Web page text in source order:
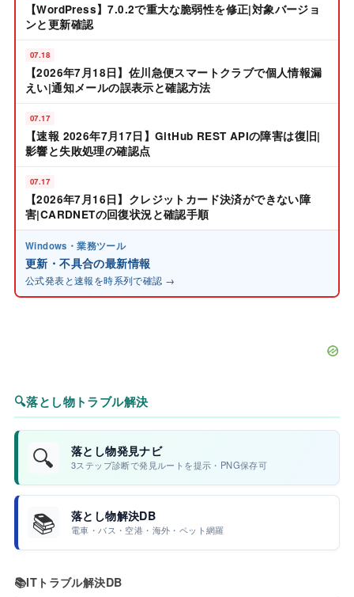
【WordPress】7.0.2で重大な脆弱性を修正|対象バージョ
ンと更新確認
07.18
【2026年7月18日】佐川急便スマートクラブで個人情報漏
えい|通知メールの誤表示と確認方法
07.17
【速報 2026年7月17日】GitHub REST APIの障害は復旧|
影響と失敗処理の確認点
07.17
【2026年7月16日】クレジットカード決済ができない障
害|CARDNETの回復状況と確認手順
Windows・業務ツール
更新・不具合の最新情報
公式発表と速報を時系列で確認 →
🔍落とし物トラブル解決
🔍 落とし物発見ナビ
3ステップ診断で発見ルートを提示・PNG保存可
📚 落とし物解決DB
電車・バス・空港・海外・ペット網羅
📚ITトラブル解決DB